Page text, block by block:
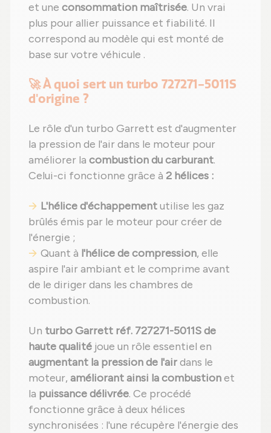
et une consommation maîtrisée. Un vrai
plus pour allier puissance et fiabilité. Il
correspond au modèle qui est monté de
base sur votre véhicule .
🚀 À quoi sert un turbo 727271-5011S
d'origine ?
Le rôle d'un turbo Garrett est d'augmenter
la pression de l'air dans le moteur pour
améliorer la combustion du carburant.
Celui-ci fonctionne grâce à 2 hélices :
L'hélice d'échappementutilise les gaz
brûlés émis par le moteur pour créer de
l'énergie ;
Quant à l'hélice de compression, elle
aspire l'air ambiant et le comprime avant
de le diriger dans les chambres de
combustion.
Un turbo Garrett réf. 727271-5011S de
haute qualité joue un rôle essentiel en
augmentant la pression de l'airdans le
moteur, améliorant ainsi la combustionet
la puissance délivrée. Ce procédé
fonctionne grâce à deux hélices
synchronisées : l'une récupère l'énergie des